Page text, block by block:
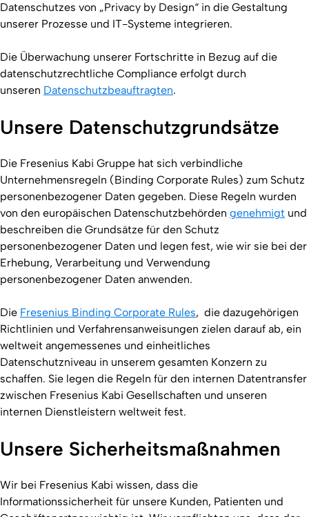
Datenschutzes von „Privacy by Design“ in die Gestaltung
unserer Prozesse und IT-Systeme integrieren.
Die Überwachung unserer Fortschritte in Bezug auf die
datenschutzrechtliche Compliance erfolgt durch
unseren Datenschutzbeauftragten.
Unsere Datenschutzgrundsätze
Die Fresenius Kabi Gruppe hat sich verbindliche
Unternehmensregeln (Binding Corporate Rules) zum Schutz
personenbezogener Daten gegeben. Diese Regeln wurden
von den europäischen Datenschutzbehörden genehmigt und
beschreiben die Grundsätze für den Schutz
personenbezogener Daten und legen fest, wie wir sie bei der
Erhebung, Verarbeitung und Verwendung
personenbezogener Daten anwenden.
Die Fresenius Binding Corporate Rules, die dazugehörigen
Richtlinien und Verfahrensanweisungen zielen darauf ab, ein
weltweit angemessenes und einheitliches
Datenschutzniveau in unserem gesamten Konzern zu
schaffen. Sie legen die Regeln für den internen Datentransfer
zwischen Fresenius Kabi Gesellschaften und unseren
internen Dienstleistern weltweit fest.
Unsere Sicherheitsmaßnahmen
Wir bei Fresenius Kabi wissen, dass die
Informationssicherheit für unsere Kunden, Patienten und